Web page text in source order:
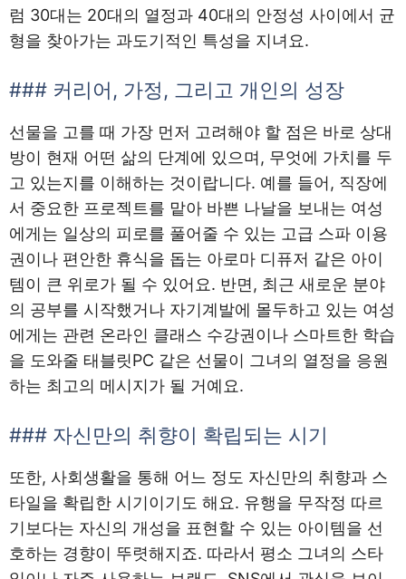
럼 30대는 20대의 열정과 40대의 안정성 사이에서 균
형을 찾아가는 과도기적인 특성을 지녀요.
### 커리어, 가정, 그리고 개인의 성장
선물을 고를 때 가장 먼저 고려해야 할 점은 바로 상대
방이 현재 어떤 삶의 단계에 있으며, 무엇에 가치를 두
고 있는지를 이해하는 것이랍니다. 예를 들어, 직장에
서 중요한 프로젝트를 맡아 바쁜 나날을 보내는 여성
에게는 일상의 피로를 풀어줄 수 있는 고급 스파 이용
권이나 편안한 휴식을 돕는 아로마 디퓨저 같은 아이
템이 큰 위로가 될 수 있어요. 반면, 최근 새로운 분야
의 공부를 시작했거나 자기계발에 몰두하고 있는 여성
에게는 관련 온라인 클래스 수강권이나 스마트한 학습
을 도와줄 태블릿PC 같은 선물이 그녀의 열정을 응원
하는 최고의 메시지가 될 거예요.
### 자신만의 취향이 확립되는 시기
또한, 사회생활을 통해 어느 정도 자신만의 취향과 스
타일을 확립한 시기이기도 해요. 유행을 무작정 따르
기보다는 자신의 개성을 표현할 수 있는 아이템을 선
호하는 경향이 뚜렷해지죠. 따라서 평소 그녀의 스타